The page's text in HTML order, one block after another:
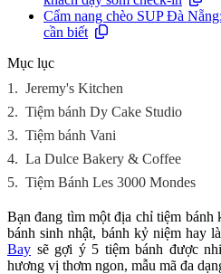
Cẩm nang chèo SUP Đà
cần biết
Mục lục
1. Jeremy's Kitchen
2. Tiệm bánh Dy Cake Studio
3. Tiệm bánh Vani
4. La Dulce Bakery & Coffee
5. Tiệm Bánh Les 3000 Mondes
Bạn đang tìm một địa chỉ tiệm bánh
bánh sinh nhật, bánh kỷ niệm hay
Bay sẽ gợi ý 5 tiệm bánh được
hương vị thơm ngon, mẫu mã đa